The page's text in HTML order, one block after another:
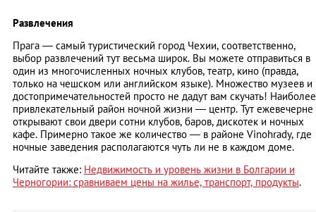
Развлечения
Прага — самый туристический город Чехии, соответственно,
выбор развлечений тут весьма широк. Вы можете отправиться в
один из многочисленных ночных клубов, театр, кино (правда,
только на чешском или английском языке). Множество музеев и
достопримечательностей просто не дадут вам скучать! Наиболее
привлекательный район ночной жизни — центр. Тут ежевечерне
открывают свои двери сотни клубов, баров, дискотек и ночных
кафе. Примерно такое же количество — в районе Vinohrady, где
ночные заведения располагаются чуть ли не в каждом доме.
Читайте также: Недвижимость и уровень жизни в Болгарии и
Черногории: сравниваем цены на жилье, транспорт, продукты.